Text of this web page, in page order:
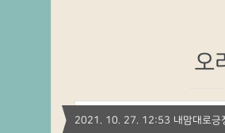
오
2021. 10. 27. 12:53 내맘대로긍